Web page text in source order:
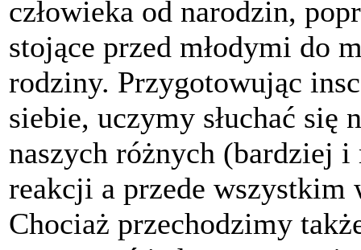
człowieka od narodzin,
stojące przed młodymi do
rodziny. Przygotowując
siebie, uczymy słuchać
naszych różnych (bardziej
reakcji a przede wszystkim
Chociaż przechodzimy